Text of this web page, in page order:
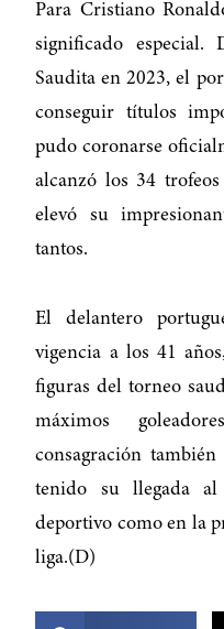
Para Cristiano
significado especial.
Saudita en 2023, el
conseguir títulos
pudo coronarse
alcanzó los 34
elevó su
tantos.
El delantero
vigencia a los 41
figuras del torneo
máximos
consagración
tenido su llegada
deportivo como en la
liga.(D)